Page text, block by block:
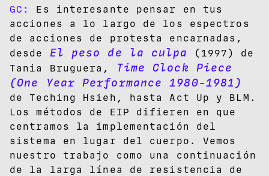
GC:
Es interesante pensar en tus
acciones a lo largo de los espectros
de acciones de protesta encarnadas,
desde El peso de la culpa
(1997) de
Tania Bruguera,
Time Clock Piece
(One Year Performance 1980-1981)
de Teching Hsieh, hasta Act Up y BLM.
Los métodos de EIP difieren en que
centramos la implementación del
sistema en lugar del cuerpo. Vemos
nuestro trabajo como una continuación
de la larga línea de resistencia de